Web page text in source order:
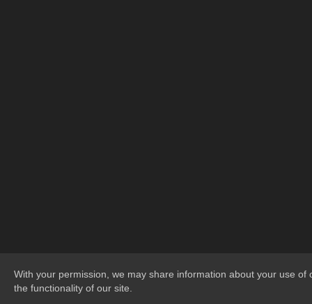
With your permission, we may share information about your use of
the functionality of our site.